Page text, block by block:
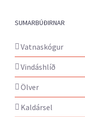
SUMARBÚÐIRNAR
Vatnaskógur
Vindáshlíð
Ölver
Kaldársel